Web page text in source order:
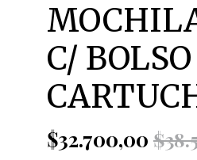
C/
$32.700,00